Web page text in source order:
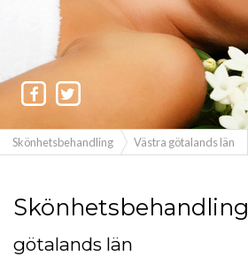
Skönhetsbehandling Västra götalands län
Skönhetsbehandling
götalands län